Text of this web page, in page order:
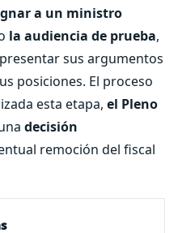
a un ministro
la audiencia de prueba,
sus argumentos
posiciones. El proceso
esta etapa, el Pleno
decisión
remoción del fiscal